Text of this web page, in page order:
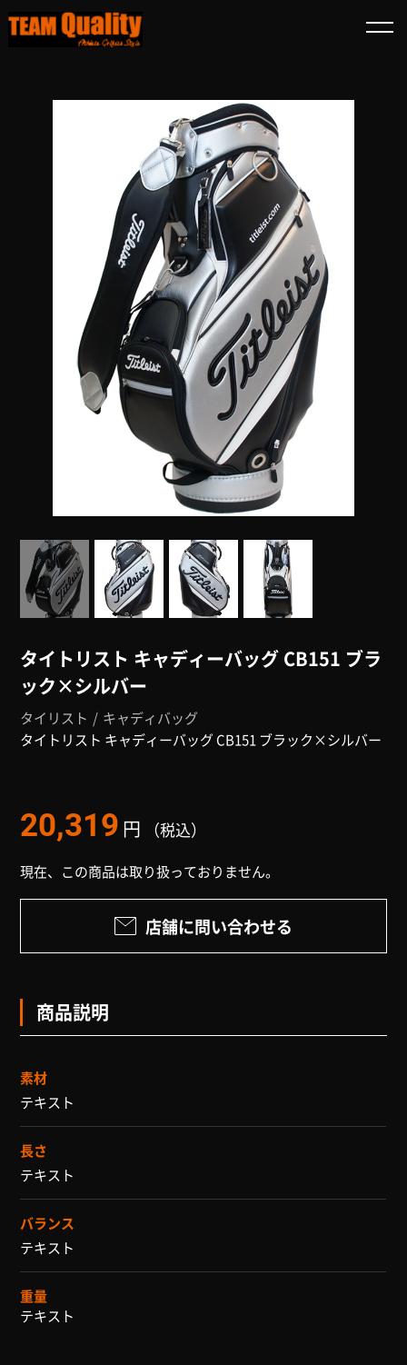
TOP
商品一覧
タイトリスト キャディーバッグ CB151 ブラック×シルバー
タイトリスト キャディーバッグ CB151 ブラ
ック×シルバー
タイリスト
キャディバッグ
タイトリスト キャディーバッグ CB151 ブラック×シルバー
20,319 円 （税込）
現在、この商品は取り扱っておりません。
店舗に問い合わせる
商品説明
素材
テキスト
長さ
テキスト
バランス
テキスト
重量
テキスト